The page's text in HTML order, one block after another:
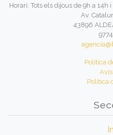
Horari: Tots els dijous de 9h a
Av.
43896
Política
Avís
Política